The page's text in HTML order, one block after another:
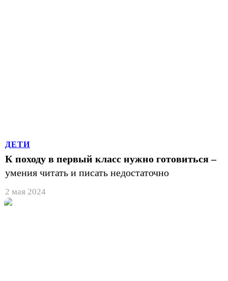
ДЕТИ
К походу в первый класс нужно готовиться –
умения читать и писать недостаточно
2 мая 2024